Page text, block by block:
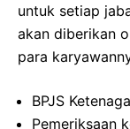
untuk setiap
akan diberikan
para
BPJS
Pemeriksaan